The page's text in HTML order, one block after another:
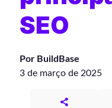
SEO
Por BuildBase
3 de março de 2025